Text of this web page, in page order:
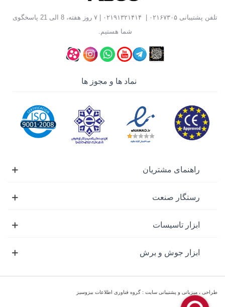
برای باز کردن یا سفت کردن پیچ‌ها دارد.
عملکرد آچار بکس بادی به این صورت است که هوای فشرده
وارد ابزار می‌شود و موجب حرکت یک پیستون یا موتور بادی
بسته می‌کند. این ابزار برای کاربردهایی مانند تعمیرات خودرو،
است.
بکس های بادی : آچار
بکس بادی کوکن ، آچار
یچ گوشتی بادی یک ابزار برقی است که برای باز و بسته کردن
کارهای پیچ و مهره نیاز دارند، مورد استفاده قرار می‌گیرد. پیچ
تلفن پشتیبانی ۰۲۱۶۷۳۰۵
| ۷ روز هفته، 8 الی 21 پاسخگوی
شما هستیم.
نماد ها و مجوز ها
راهنمای مشتریان
رستگار صنعت
ابزار تاسیسات
ابزار جوش و برش
طراحی ، میزبانی و پشتیبانی سایت : گروه فناوری اطلاعات بیزوسیز